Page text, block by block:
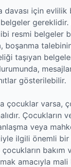
davası için evlilik
gereklidir.
resmi belgeler
boşanma
taşıyan
gösterilebilir.
çocuklar varsa,
Çocukların
veya
ilgili önemli
bakım
amacıyla